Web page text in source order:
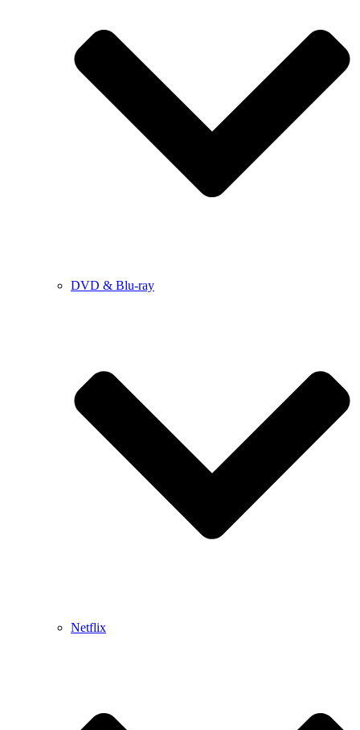
DVD & Blu-ray
Netflix